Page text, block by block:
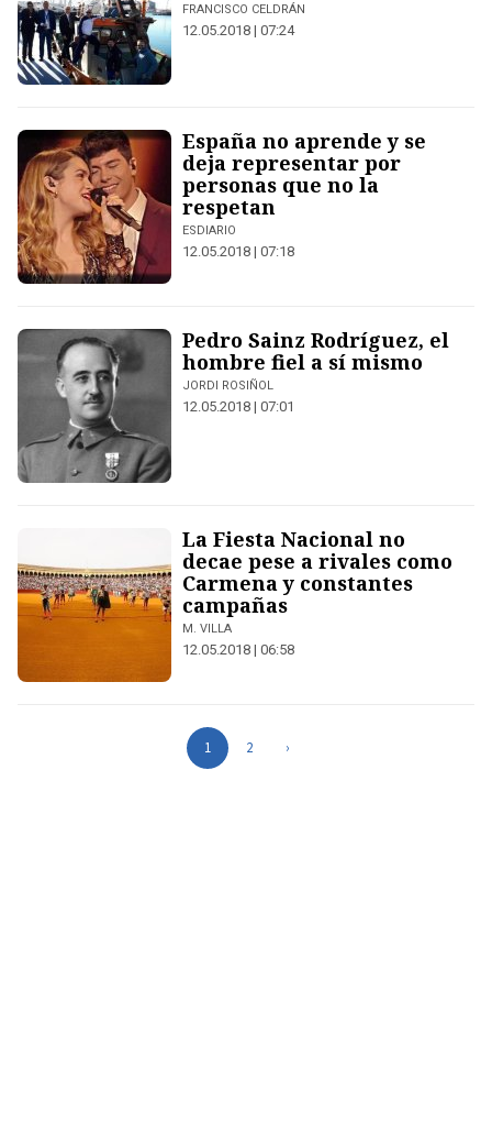
FRANCISCO CELDRÁN
12.05.2018 | 07:24
España no aprende y se
deja representar por
personas que no la
respetan
ESDIARIO
12.05.2018 | 07:18
Pedro Sainz Rodríguez, el
hombre fiel a sí mismo
JORDI ROSIÑOL
12.05.2018 | 07:01
La Fiesta Nacional no
decae pese a rivales como
Carmena y constantes
campañas
M. VILLA
12.05.2018 | 06:58
1 2 ›